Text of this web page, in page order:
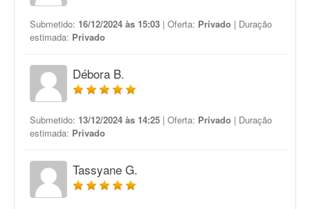
Submetido: 16/12/2024 às 15:03 | Oferta: Privado | Duração
estimada: Privado
Débora B.
Submetido: 13/12/2024 às 14:25 | Oferta: Privado | Duração
estimada: Privado
Tassyane G.